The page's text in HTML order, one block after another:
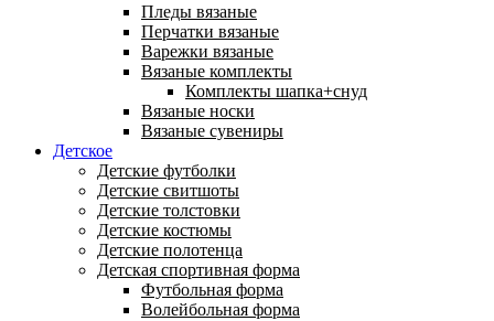
Пледы вязаные
Перчатки вязаные
Варежки вязаные
Вязаные комплекты
Комплекты шапка+снуд
Вязаные носки
Вязаные сувениры
Детское
Детские футболки
Детские свитшоты
Детские толстовки
Детские костюмы
Детские полотенца
Детская спортивная форма
Футбольная форма
Волейбольная форма